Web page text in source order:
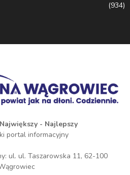
(934)
- Najlepszy
portal informacyjny
ul. ul. Taszarowska 11, 62-100